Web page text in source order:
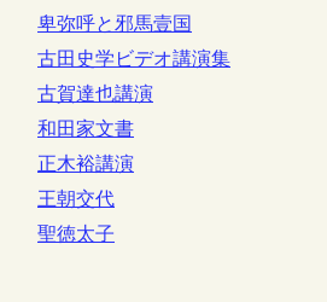
卑弥呼と邪馬壹国
古田史学ビデオ講演集
古賀達也講演
和田家文書
正木裕講演
王朝交代
聖徳太子